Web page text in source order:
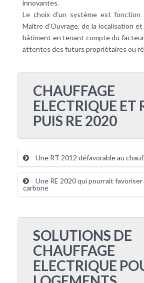
innovantes.
Le choix d’un système est
Maître d’Ouvrage, de la localisation
bâtiment en tenant compte du
attentes des futurs propriétaires ou
CHAUFFAGE
ELECTRIQUE ET
PUIS RE 2020
Une RT 2012 défavorable au
Une RE 2020 qui pourrait favoriser
carbone
SOLUTIONS DE
CHAUFFAGE
ELECTRIQUE